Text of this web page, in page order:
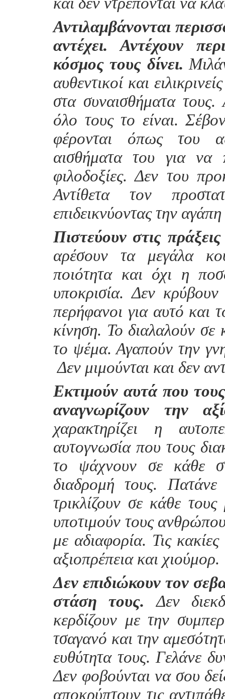
Αντιλαμβάνονται
αντέχει. Αντέχουν
κόσμος τους δίνει.
αυθεντικοί και
στα συναισθήματα
όλο τους το είναι.
φέρονται όπως του
αισθήματα του για να
φιλοδοξίες. Δεν του
Αντίθετα τον
επιδεικνύοντας την
Πιστεύουν στις
αρέσουν τα μεγάλα
ποιότητα και όχι η
υποκρισία. Δεν κρύβουν
περήφανοι για αυτό και
κίνηση. Το διαλαλούν σε
το ψέμα. Αγαπούν την
Δεν μιμούνται και δεν
Εκτιμούν αυτά που
αναγνωρίζουν την
χαρακτηρίζει η
αυτογνωσία που τους
το ψάχνουν σε κάθε
διαδρομή τους.
τρικλίζουν σε κάθε
υποτιμούν τους
με αδιαφορία. Τις
αξιοπρέπεια και χιούμορ.
Δεν επιδιώκουν τον
στάση τους. Δεν
κερδίζουν με την
τσαγανό και την
ευθύτητα τους. Γελάνε
Δεν φοβούνται να σου
αποκρύπτουν τις